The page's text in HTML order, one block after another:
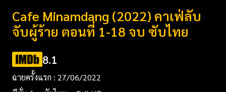
Cafe Minamdang (2022) คาเฟ่ลับ
จับผู้ร้าย ตอนที่ 1-18 จบ ซับไทย
8.1
ฉายครั้งแรก : 27/06/2022